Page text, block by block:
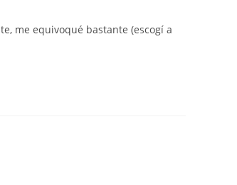
me equivoqué bastante (escogí a